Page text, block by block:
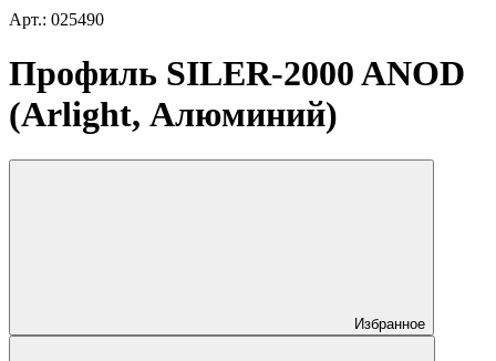
Арт.: 025490
Профиль SILER-2000 ANOD
(Arlight, Алюминий)
Избранное